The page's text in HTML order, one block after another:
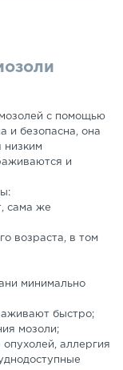
с помощью
и безопасна, она
низким
и
сама же
возраста, в том
минимально
быстро;
мозоли;
аллергия